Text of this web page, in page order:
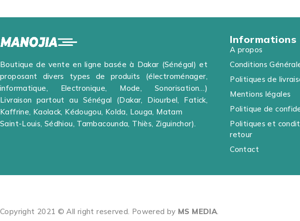
Boutique de vente en ligne basée à Dakar (Sénégal) et
proposant divers types de produits (électroménager,
informatique, Electronique, Mode, Sonorisation…)
Livraison partout au Sénégal (Dakar, Diourbel, Fatick,
Kaffrine, Kaolack, Kédougou, Kolda, Louga, Matam
Saint-Louis, Sédhiou, Tambacounda, Thiès, Ziguinchor).
Informations
A propos
Conditions
Politiques de
Mentions légales
Politique de
Politiques et
retour
Contact
Copyright 2021 © All right reserved. Powered by MS MEDIA